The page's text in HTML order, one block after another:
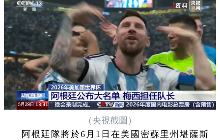
（央視截圖）
阿根廷隊將於6月1日在美國密蘇里州堪薩斯